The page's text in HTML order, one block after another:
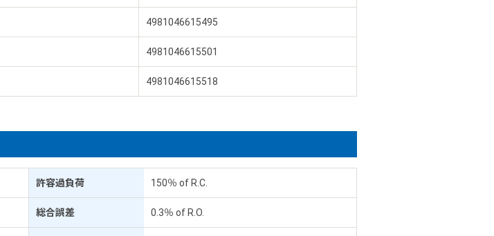
4981046615495
4981046615501
4981046615518
許容過負荷 150％ of R.C.
総合誤差 0.3％ of R.O.